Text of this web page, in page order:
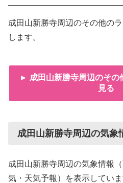
成田山新勝寺周辺のその他の
します。
► 成田山新勝寺周辺のその
見る
成田山新勝寺周辺の気象
成田山新勝寺周辺の気象情報
気・天気予報）を表示してい